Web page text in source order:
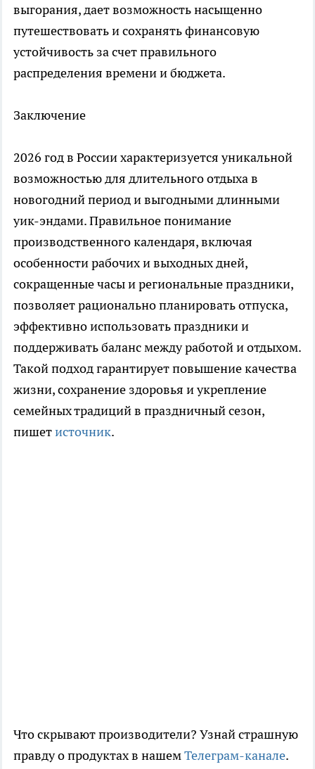
выгорания, дает возможность насыщенно
путешествовать и сохранять финансовую
устойчивость за счет правильного
распределения времени и бюджета.​
Заключение
2026 год в России характеризуется уникальной
возможностью для длительного отдыха в
новогодний период и выгодными длинными
уик-эндами. Правильное понимание
производственного календаря, включая
особенности рабочих и выходных дней,
сокращенные часы и региональные праздники,
позволяет рационально планировать отпуска,
эффективно использовать праздники и
поддерживать баланс между работой и отдыхом.
Такой подход гарантирует повышение качества
жизни, сохранение здоровья и укрепление
семейных традиций в праздничный сезон,
пишетисточник.
Что скрывают производители? Узнай страшную
правду о продуктах в нашемТелеграм-канале.